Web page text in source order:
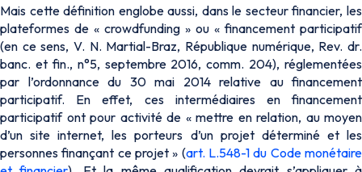
Mais cette définition englobe aussi, dans le secteur financier, les
plateformes de « crowdfunding » ou « financement participatif
(en ce sens, V. N. Martial-Braz, République numérique, Rev. dr.
banc. et fin., n°5, septembre 2016, comm. 204), réglementées
par l’ordonnance du 30 mai 2014 relative au financement
participatif. En effet, ces intermédiaires en financement
participatif ont pour activité de « mettre en relation, au moyen
d’un site internet, les porteurs d’un projet déterminé et les
personnes finançant ce projet » (art. L.548-1 du Code monétaire